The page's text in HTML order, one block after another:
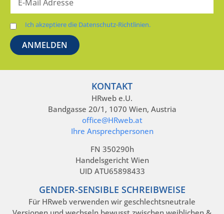
Ich akzeptiere die Datenschutz-Richtlinien.
KONTAKT
HRweb e.U.
Bandgasse 20/1, 1070 Wien, Austria
office@HRweb.at
Ihre Ansprechpersonen
FN 350290h
Handelsgericht Wien
UID ATU65898433
GENDER-SENSIBLE SCHREIBWEISE
Für HRweb verwenden wir geschlechtsneutrale